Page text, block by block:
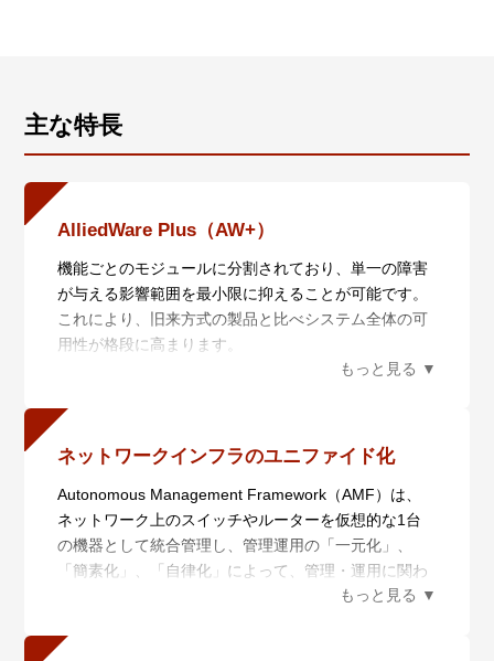
主な特長
AlliedWare Plus（AW+）
機能ごとのモジュールに分割されており、単一の障害
が与える影響範囲を最小限に抑えることが可能です。
これにより、旧来方式の製品と比べシステム全体の可
用性が格段に高まります。
また、業界標準のコマンド体系に準拠し、他社製品か
と経費を大幅に削減することができます。
ネットワークインフラのユニファイド化
Autonomous Management Framework（AMF）は、
ネットワーク上のスイッチやルーターを仮想的な1台
の機器として統合管理し、管理運用の「一元化」、
「簡素化」、「自律化」によって、管理・運用に関わ
るコストの削減を実現するネットワーク仮想化機能で
管理されるAMF Plusメンバーからなり、6つの機能に